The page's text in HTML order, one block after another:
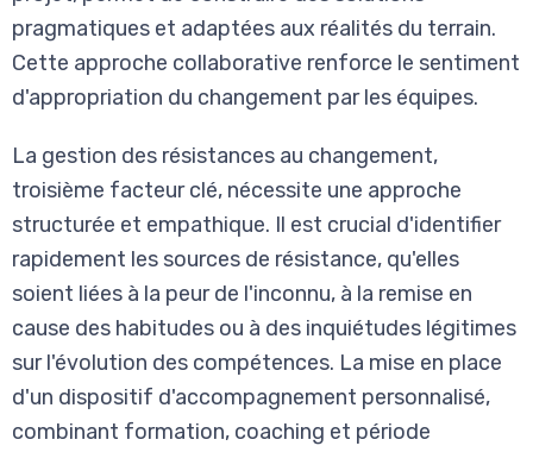
pragmatiques et adaptées aux réalités du terrain.
Cette approche collaborative renforce le sentiment
d'appropriation du changement par les équipes.
La gestion des résistances au changement,
troisième facteur clé, nécessite une approche
structurée et empathique. Il est crucial d'identifier
rapidement les sources de résistance, qu'elles
soient liées à la peur de l'inconnu, à la remise en
cause des habitudes ou à des inquiétudes légitimes
sur l'évolution des compétences. La mise en place
d'un dispositif d'accompagnement personnalisé,
combinant formation, coaching et période